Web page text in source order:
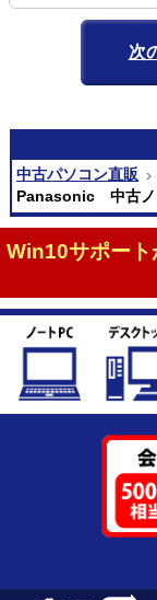
次
中古パソコン直販
Panasonic 中古ノ
Win10サポート